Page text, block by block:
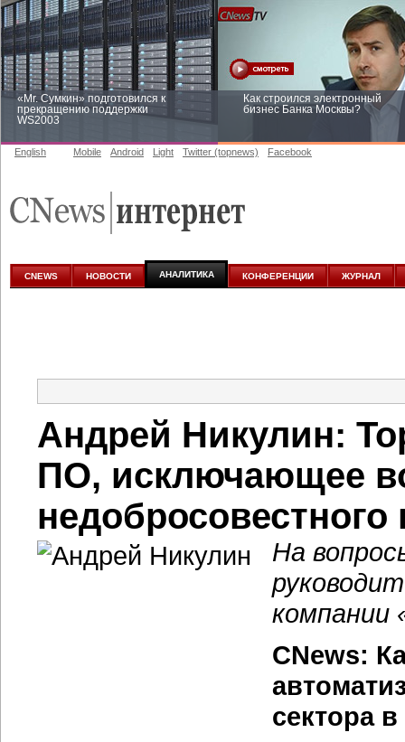
«Mr. Сумкин» подготовился к
прекращению поддержки
WS2003
Как строился электронный
бизнес Банка Москвы?
аналитике
English Mobile Android Light Twitter (topnews) Facebook
CNEWS НОВОСТИ АНАЛИТИКА КОНФЕРЕНЦИИ ЖУРНАЛ
Андрей Никулин:
ПО, исключающее
недобросовестного
На
CNews:
сектора